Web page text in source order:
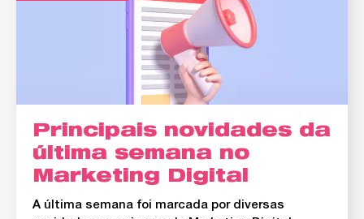
Principais novidades da
última semana no
Marketing Digital
A última semana foi marcada por diversas